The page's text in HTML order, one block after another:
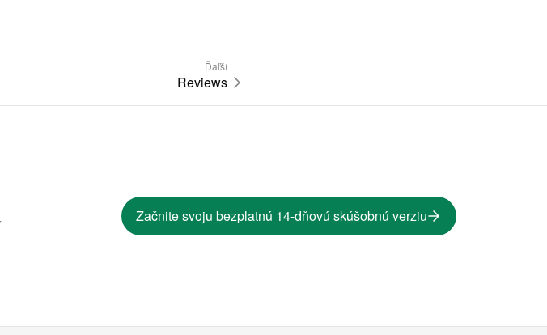
Ďaľší
Reviews
Začnite svoju bezplatnú 14-dňovú skúšobnú verziu